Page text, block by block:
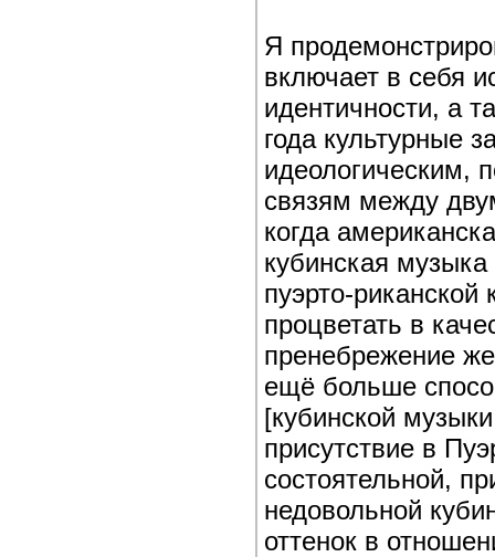
Я
включает в себя
идентичности, а
года культурные
идеологическим,
связям между
когда
кубинская музыка
пуэрто-риканской
процветать в
пренебрежение
ещё больше
[кубинской
присутствие в
состоятельной,
недовольной
оттенок в